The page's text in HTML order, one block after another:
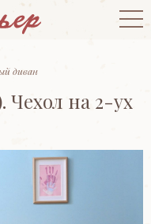
диван
Чехол на 2-ух